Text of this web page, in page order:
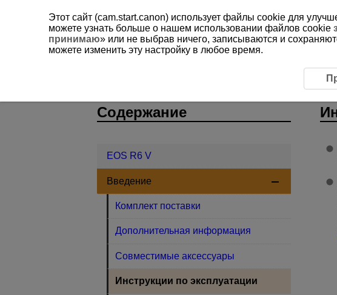
EOS R6 V Введение Инструкции по
Содержание
EOS R6 V
Введение
Комплект поставки
Дополнительная информация
Совместимые аксессуары
Инструкции по эксплуатации
Этот сайт (cam.start.canon) использует файлы cookie для
можете узнать больше о нашем использовании файлов cookie
принимаю» или не выбрав ничего, записываются и
можете изменить эту настройку в любое время.